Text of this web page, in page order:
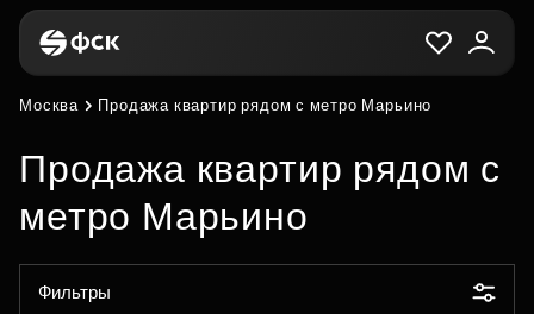
Москва Продажа квартир рядом с метро Марьино
Продажа квартир рядом с
метро Марьино
Фильтры